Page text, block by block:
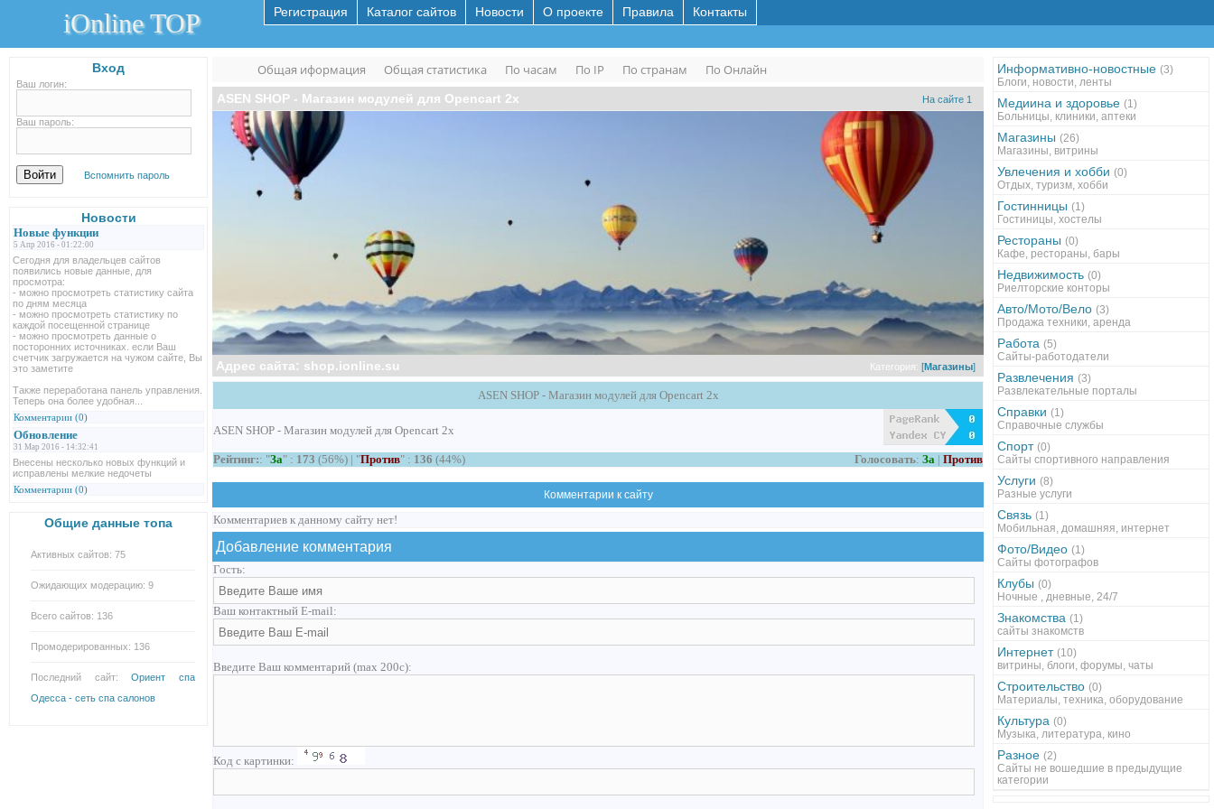
iOnline TOP Регистрация Каталог сайтов Новости О проекте Правила Контакты
Вход
Ваш логин:
Ваш пароль:
Вспомнить пароль
Новости
Новые функции
5 Апр 2016 - 01:22:00
Сегодня для владельцев сайтов
появились новые данные, для
просмотра:
- можно просмотреть статистику сайта
по дням месяца
- можно просмотреть статистику по
каждой посещенной странице
- можно просмотреть данные о
посторонних источниках. если Ваш
счетчик загружается на чужом сайте, Вы
это заметите
Также переработана панель управления.
Теперь она более удобная...
Комментарии (0)
Обновление
31 Мар 2016 - 14:32:41
Внесены несколько новых функций и
исправлены мелкие недочеты
Комментарии (0)
Общие данные топа
Активных сайтов: 75
Ожидающих модерацию: 9
Всего сайтов: 136
Промодерированных: 136
Последний сайт:Ориент спа
Одесса - сеть спа салонов
Общая иформация Общая статистика По часам По IP По странам По Онлайн
ASEN SHOP - Магазин модулей для Opencart 2x На сайте 1
Адрес сайта: shop.ionline.su Категория: [Магазины]
ASEN SHOP - Магазин модулей для Opencart 2x
ASEN SHOP - Магазин модулей для Opencart 2x
Рейтинг:: "За" : 173 (56%) | "Против" : 136 (44%) Голосовать: За | Против
Комментарии к сайту
Комментариев к данному сайту нет!
Добавление комментария
Гость:
Ваш контактный E-mail:
Введите Ваш комментарий (max 200с):
Код с картинки:
Информативно-новостные (3)
Блоги, новости, ленты
Медиина и здоровье (1)
Больницы, клиники, аптеки
Магазины (26)
Магазины, витрины
Увлечения и хобби (0)
Отдых, туризм, хобби
Гостинницы (1)
Гостиницы, хостелы
Рестораны (0)
Кафе, рестораны, бары
Недвижимость (0)
Риелторские конторы
Авто/Мото/Вело (3)
Продажа техники, аренда
Работа (5)
Сайты-работодатели
Развлечения (3)
Развлекательные порталы
Справки (1)
Справочные службы
Спорт (0)
Сайты спортивного направления
Услуги (8)
Разные услуги
Связь (1)
Мобильная, домашняя, интернет
Фото/Видео (1)
Сайты фотографов
Клубы (0)
Ночные , дневные, 24/7
Знакомства (1)
сайты знакомств
Интернет (10)
витрины, блоги, форумы, чаты
Строительство (0)
Материалы, техника, оборудование
Культура (0)
Музыка, литература, кино
Разное (2)
Сайты не вошедшие в предыдущие
категории